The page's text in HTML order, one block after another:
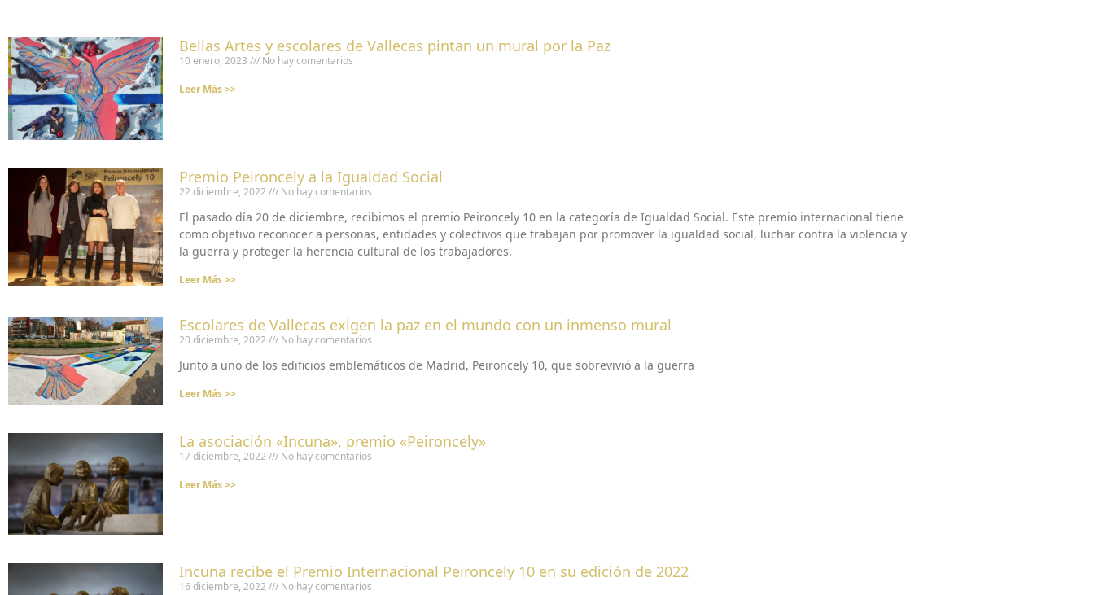
Bellas Artes y escolares de Vallecas pintan un mural por la Paz
10 enero, 2023 No hay comentarios
Leer Más >>
Premio Peironcely a la Igualdad Social
22 diciembre, 2022 No hay comentarios
El pasado día 20 de diciembre, recibimos el premio Peironcely 10 en la categoría de Igualdad Social. Este premio internacional tiene
como objetivo reconocer a personas, entidades y colectivos que trabajan por promover la igualdad social, luchar contra la violencia y
la guerra y proteger la herencia cultural de los trabajadores.
Leer Más >>
Escolares de Vallecas exigen la paz en el mundo con un inmenso mural
20 diciembre, 2022 No hay comentarios
Junto a uno de los edificios emblemáticos de Madrid, Peironcely 10, que sobrevivió a la guerra
Leer Más >>
La asociación «Incuna», premio «Peironcely»
17 diciembre, 2022 No hay comentarios
Leer Más >>
Incuna recibe el Premio Internacional Peironcely 10 en su edición de 2022
16 diciembre, 2022 No hay comentarios